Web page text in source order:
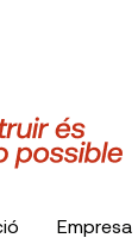
Empresa